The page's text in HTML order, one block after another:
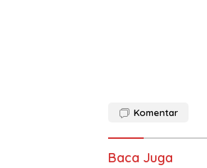
Komentar
Baca Juga